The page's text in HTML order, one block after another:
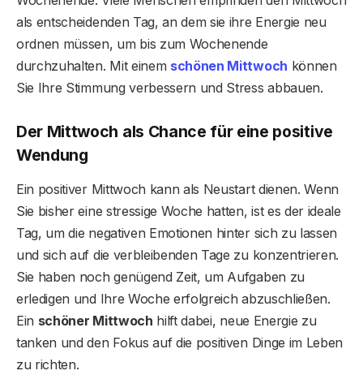
als entscheidenden Tag, an dem sie ihre Energie neu
ordnen müssen, um bis zum Wochenende
durchzuhalten. Mit einem schönen Mittwoch können
Sie Ihre Stimmung verbessern und Stress abbauen.
Der Mittwoch als Chance für eine positive
Wendung
Ein positiver Mittwoch kann als Neustart dienen. Wenn
Sie bisher eine stressige Woche hatten, ist es der ideale
Tag, um die negativen Emotionen hinter sich zu lassen
und sich auf die verbleibenden Tage zu konzentrieren.
Sie haben noch genügend Zeit, um Aufgaben zu
erledigen und Ihre Woche erfolgreich abzuschließen.
Ein schöner Mittwoch hilft dabei, neue Energie zu
tanken und den Fokus auf die positiven Dinge im Leben
zu richten.